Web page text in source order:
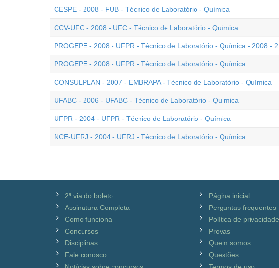
CESPE - 2008 - FUB - Técnico de Laboratório - Química
CCV-UFC - 2008 - UFC - Técnico de Laboratório - Química
PROGEPE - 2008 - UFPR - Técnico de Laboratório - Química - 2008 - 2
PROGEPE - 2008 - UFPR - Técnico de Laboratório - Química
CONSULPLAN - 2007 - EMBRAPA - Técnico de Laboratório - Química
UFABC - 2006 - UFABC - Técnico de Laboratório - Química
UFPR - 2004 - UFPR - Técnico de Laboratório - Química
NCE-UFRJ - 2004 - UFRJ - Técnico de Laboratório - Química
2ª via do boleto
Assinatura Completa
Como funciona
Concursos
Disciplinas
Fale conosco
Página inicial
Perguntas frequentes
Política de privacidade
Provas
Quem somos
Questões